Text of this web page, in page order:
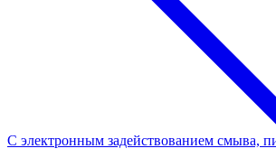
С электронным задействованием смыва,